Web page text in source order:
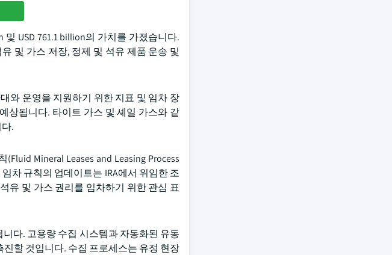
및 USD 761.1 billion의 가치를 가졌습니다.
및 가스 저장, 정제 및 석유 제품 운송 및
와 운영을 지원하기 위한 지표 및 임차 장
상됩니다. 타이트 가스 및 셰일 가스와 같
.
Mineral Leases and Leasing Process
차 규칙의 업데이트는 IRA에서 위임한 조
유 및 가스 권리를 임차하기 위한 관심 표
니다. 고용량 수집 시스템과 자동화된 유동
할 것입니다. 수집 프로세스는 유정 현장